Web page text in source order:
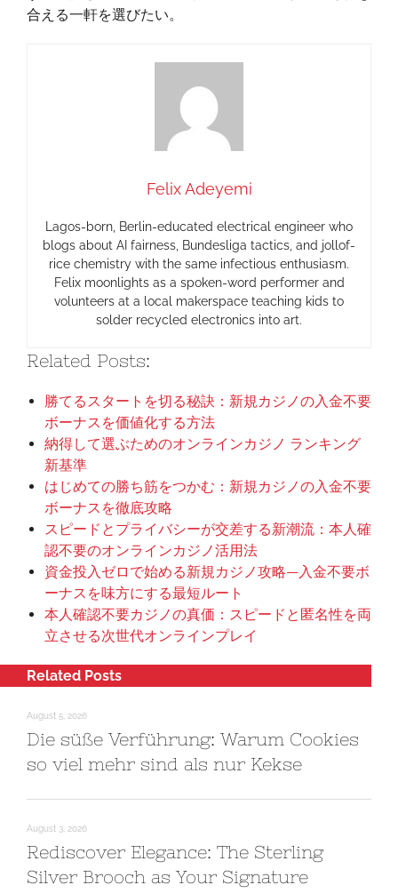
合える一軒を選びたい。
Felix Adeyemi
Lagos-born, Berlin-educated electrical engineer who
blogs about AI fairness, Bundesliga tactics, and jollof-
rice chemistry with the same infectious enthusiasm.
Felix moonlights as a spoken-word performer and
volunteers at a local makerspace teaching kids to
solder recycled electronics into art.
Related Posts:
勝てるスタートを切る秘訣：新規カジノの入金不要
ボーナスを価値化する方法
納得して選ぶためのオンラインカジノ ランキング
新基準
はじめての勝ち筋をつかむ：新規カジノの入金不要
ボーナスを徹底攻略
スピードとプライバシーが交差する新潮流：本人確
認不要のオンラインカジノ活用法
資金投入ゼロで始める新規カジノ攻略—入金不要ボ
ーナスを味方にする最短ルート
本人確認不要カジノの真価：スピードと匿名性を両
立させる次世代オンラインプレイ
Related Posts
August 5, 2026
Die süße Verführung: Warum Cookies
so viel mehr sind als nur Kekse
August 3, 2026
Rediscover Elegance: The Sterling
Silver Brooch as Your Signature